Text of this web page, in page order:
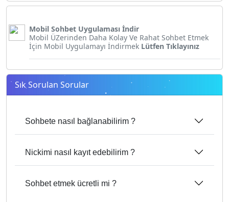
Mobil Sohbet Uygulaması İndir
Mobil ÜZerinden Daha Kolay Ve Rahat Sohbet Etmek
İçin Mobil Uygulamayı İndirmek Lütfen Tıklayınız
Sık Sorulan Sorular
Sohbete nasıl bağlanabilirim ?
Nickimi nasıl kayıt edebilirim ?
Sohbet etmek ücretli mi ?